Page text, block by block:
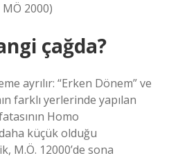
MÖ 2000)
çağda?
ayrılır: “Erken Dönem” ve
farklı yerlerinde yapılan
Homo
küçük olduğu
M.Ö. 12000’de sona